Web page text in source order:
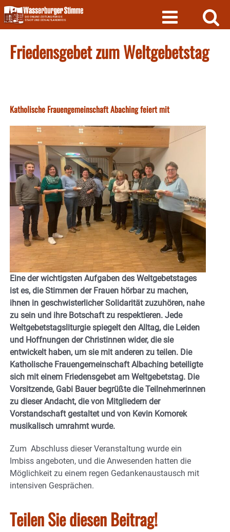
Skip
to
content
Friedensgebet zum Weltgebetstag
Katholische Frauengemeinschaft Abaching feiert mit
Eine der wichtigsten Aufgaben des Weltgebetstages
ist es, die Stimmen der Frauen hörbar zu machen,
ihnen in geschwisterlicher Solidarität zuzuhören, nahe
zu sein und ihre Botschaft zu respektieren. Jede
Weltgebetstagsliturgie spiegelt den Alltag, die Leiden
und Hoffnungen der Christinnen wider, die sie
entwickelt haben, um sie mit anderen zu teilen. Die
Katholische Frauengemeinschaft Albaching beteiligte
sich mit einem Friedensgebet am Weltgebetstag. Die
Vorsitzende, Gabi Bauer begrüßte die Teilnehmerinnen
zu dieser Andacht, die von Mitgliedern der
Vorstandschaft gestaltet und von Kevin Komorek
musikalisch umrahmt wurde.
Zum Abschluss dieser Veranstaltung wurde ein
Imbiss angeboten, und die Anwesenden hatten die
Möglichkeit zu einem regen Gedankenaustausch mit
intensiven Gesprächen.
Teilen Sie diesen Beitrag!